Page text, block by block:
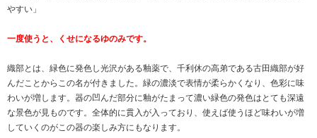
やすい」
一度使うと、くせになるゆのみです。
織部とは、緑色に発色し光沢がある釉薬で、千利休の高弟である古田織部が好
んだことからこの名が付きました。緑の濃淡で表情が柔らかくなり、色彩に味
わいが増します。器の凹んだ部分に釉がたまって濃い緑色の発色はとても深遠
な景色が見ものです。全体的に貫入が入っており、使えば使うほど味わいが増
していくのがこの器の楽しみ方にもなります。